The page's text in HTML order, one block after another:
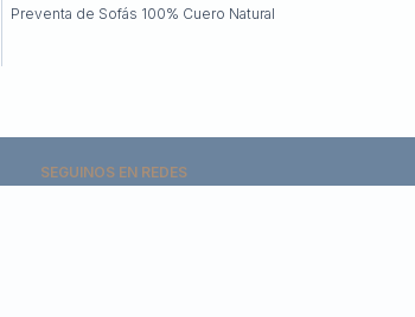
Preventa de Sofás 100% Cuero Natural
SEGUINOS EN REDES